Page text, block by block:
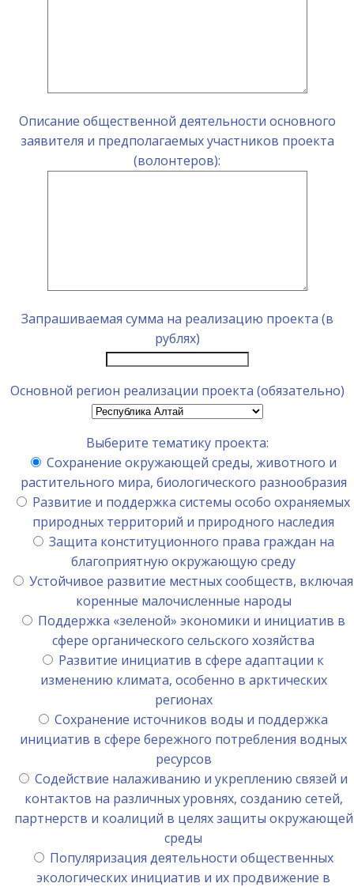
Описание общественной деятельности основного
заявителя и предполагаемых участников проекта
(волонтеров):
Запрашиваемая сумма на реализацию проекта (в
рублях)
Основной регион реализации проекта (обязательно)
Выберите тематику проекта:
Сохранение окружающей среды, животного и
растительного мира, биологического разнообразия
Развитие и поддержка системы особо охраняемых
природных территорий и природного наследия
Защита конституционного права граждан на
благоприятную окружающую среду
Устойчивое развитие местных сообществ, включая
коренные малочисленные народы
Поддержка «зеленой» экономики и инициатив в
сфере органического сельского хозяйства
Развитие инициатив в сфере адаптации к
изменению климата, особенно в арктических
регионах
Сохранение источников воды и поддержка
инициатив в сфере бережного потребления водных
ресурсов
Содействие налаживанию и укреплению связей и
контактов на различных уровнях, созданию сетей,
партнерств и коалиций в целях защиты окружающей
среды
Популяризация деятельности общественных
экологических инициатив и их продвижение в